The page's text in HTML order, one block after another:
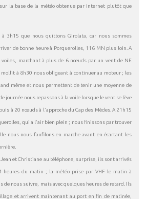
la base de la météo obtenue par internet plutôt que
à 3h15 que nous quittons Girolata, car nous sommes
de bonne heure à Porquerolles, 116 MN plus loin. A
voiles, marchant à plus de 6 nœuds par un vent de NE
à 8h30 nous obligeant à continuer au moteur ; les
même et nous permettent de tenir une moyenne de
journée nous repassons à la voile lorsque le vent se lève
à 20 nœuds à l’approche du Cap des Mèdes. A 21h15
qui a l’air bien plein ; nous finissons par trouver
nous nous faufilons en marche avant en écartant les
et Christiane au téléphone, surprise, ils sont arrivés
heures du matin ; la météo prise par VHF le matin à
de nous suivre, mais avec quelques heures de retard. Ils
et arrivent maintenant au port en fin de matinée,